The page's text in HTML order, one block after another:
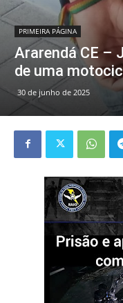
PRIMEIRA PÁGINA
Ararendá CE –
de uma
30 de junho de 2025